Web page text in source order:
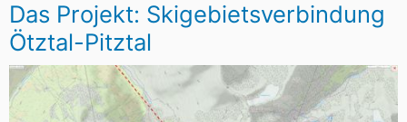
Das Projekt: Skigebietsverbindung
Ötztal-Pitztal